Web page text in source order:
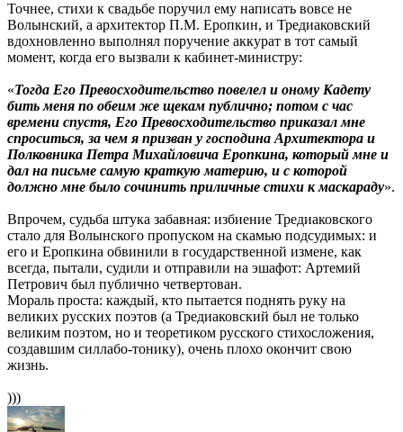
Точнее, стихи к свадьбе поручил ему написать вовсе не
Волынский, а архитектор П.М. Еропкин, и Тредиаковский
вдохновленно выполнял поручение аккурат в тот самый
момент, когда его вызвали к кабинет-министру:
«Тогда Его Превосходительство повелел и оному Кадету
бить меня по обеим же щекам публично; потом с час
времени спустя, Его Превосходительство приказал мне
спроситься, за чем я призван у господина Архитектора и
Полковника Петра Михайловича Еропкина, который мне и
дал на письме самую краткую материю, и с которой
должно мне было сочинить приличные стихи к маскараду».
Впрочем, судьба штука забавная: избиение Тредиаковского
стало для Волынского пропуском на скамью подсудимых: и
его и Еропкина обвинили в государственной измене, как
всегда, пытали, судили и отправили на эшафот: Артемий
Петрович был публично четвертован.
Мораль проста: каждый, кто пытается поднять руку на
великих русских поэтов (а Тредиаковский был не только
великим поэтом, но и теоретиком русского стихосложения,
создавшим силлабо-тонику), очень плохо окончит свою
жизнь.
)))